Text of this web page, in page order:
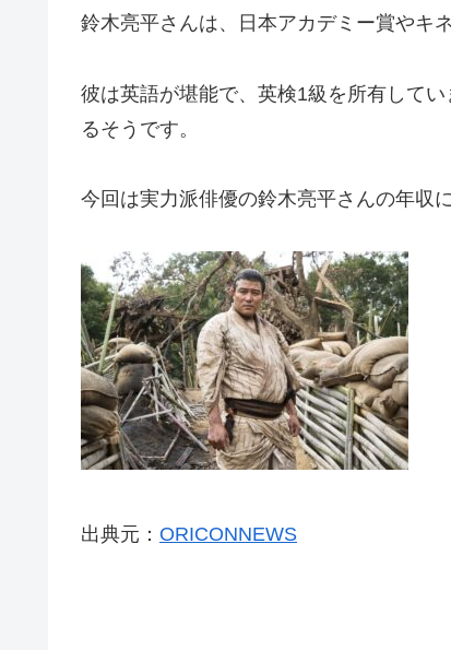
鈴木亮平さんは、日本アカデミー賞やキ
彼は英語が堪能で、英検1級を所有して
るそうです。
今回は実力派俳優の鈴木亮平さんの年収
出典元： ORICONNEWS